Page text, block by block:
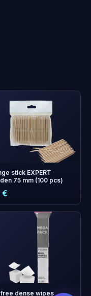
stick EXPERT
75 mm (100 pcs)
€
dense wipes
на